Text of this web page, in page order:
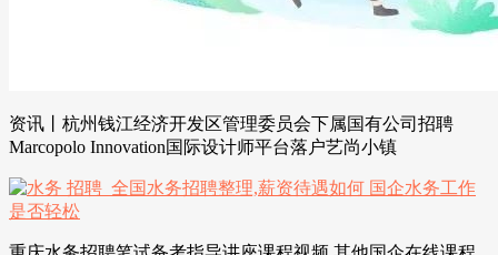
资讯丨杭州钱江经济开发区管理委员会下属国有公司招聘
Marcopolo Innovation国际设计师平台落户艺尚小镇